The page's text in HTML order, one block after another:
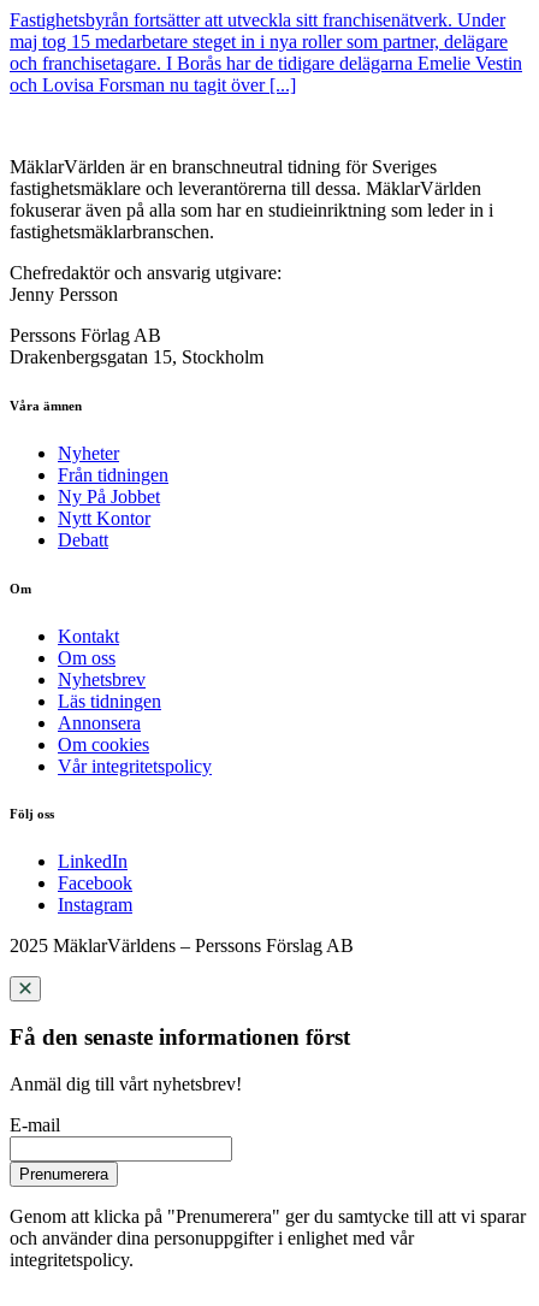
Fastighetsbyrån fortsätter att utveckla sitt franchisenätverk. Under
maj tog 15 medarbetare steget in i nya roller som partner, delägare
och franchisetagare. I Borås har de tidigare delägarna Emelie Vestin
och Lovisa Forsman nu tagit över [...]
MäklarVärlden är en branschneutral tidning för Sveriges
fastighetsmäklare och leverantörerna till dessa. MäklarVärlden
fokuserar även på alla som har en studieinriktning som leder in i
fastighetsmäklarbranschen.
Chefredaktör och ansvarig utgivare:
Jenny Persson
Perssons Förlag AB
Drakenbergsgatan 15, Stockholm
Våra ämnen
Nyheter
Från tidningen
Ny På Jobbet
Nytt Kontor
Debatt
Om
Kontakt
Om oss
Nyhetsbrev
Läs tidningen
Annonsera
Om cookies
Vår integritetspolicy
Följ oss
LinkedIn
Facebook
Instagram
2025 MäklarVärldens – Perssons Förslag AB
Få den senaste informationen först
Anmäl dig till vårt nyhetsbrev!
E-mail
Prenumerera
Genom att klicka på "Prenumerera" ger du samtycke till att vi sparar
och använder dina personuppgifter i enlighet med vår
integritetspolicy.